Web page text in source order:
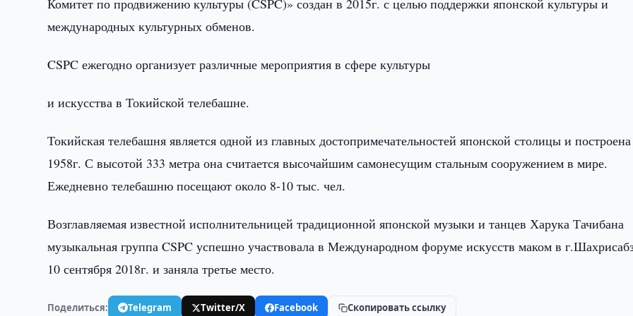
Комитет по продвижению культуры (CSPC)» создан в 2015г. с целью поддержки японской культуры и
международных культурных обменов.
CSPC ежегодно организует различные мероприятия в сфере культуры
и искусства в Токийской телебашне.
Токийская телебашня является одной из главных достопримечательностей японской столицы и
1958г. С высотой 333 метра она считается высочайшим самонесущим стальным сооружением в мире.
Ежедневно телебашню посещают около 8-10 тыс. чел.
Возглавляемая известной исполнительницей традиционной японской музыки и танцев Харука Тачибана
музыкальная группа CSPC успешно участвовала в Международном форуме искусств маком в
10 сентября 2018г. и заняла третье место.
Поделиться: Telegram Twitter/X Facebook Скопировать ссылку